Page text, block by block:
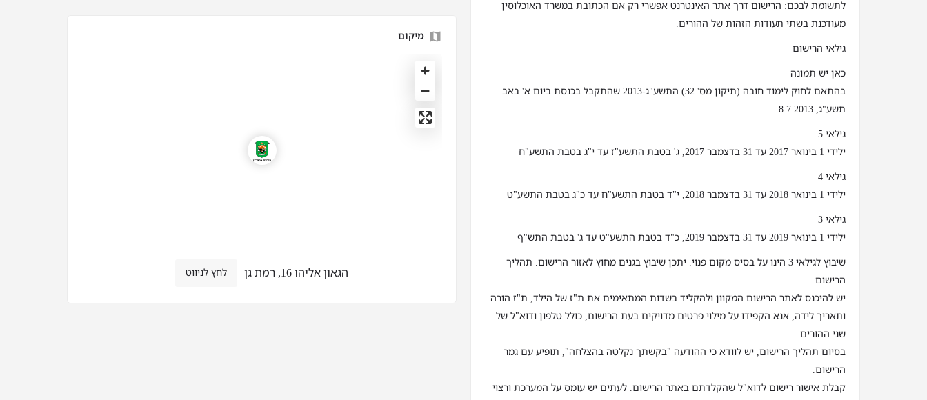
לתשומת לבכם: הרישום דרך אתר האינטרנט אפשרי רק אם הכתובת במשרד האוכלוסין
מעודכנת בשתי תעודות הזהות של ההורים.
גילאי הרישום
כאן יש תמונה
בהתאם לחוק לימוד חובה (תיקון מס' 32) התשע"ג-2013 שהתקבל בכנסת ביום א' באב
תשע"ג, 8.7.2013.
גילאי 5
ילידי 1 בינואר 2017 עד 31 בדצמבר 2017, ג' בטבת התשע"ז עד י"ג בטבת התשע"ח
גילאי 4
ילידי 1 בינואר 2018 עד 31 בדצמבר 2018, י"ד בטבת התשע"ח עד כ"ג בטבת התשע"ט
גילאי 3
ילידי 1 בינואר 2019 עד 31 בדצמבר 2019, כ"ד בטבת התשע"ט עד ג' בטבת התש"ף
שיבוץ לגילאי 3 הינו על בסיס מקום פנוי. יתכן שיבוץ בגנים מחוץ לאזור הרישום. תהליך
הרישום
יש להיכנס לאתר הרישום המקוון ולהקליד בשדות המתאימים את ת"ז של הילד, ת"ז הורה
ותאריך לידה, אנא הקפידו על מילוי פרטים מדויקים בעת הרישום, כולל טלפון ודוא"ל של
שני ההורים.
בסיום תהליך הרישום, יש לוודא כי ההודעה "בקשתך נקלטה בהצלחה", תופיע עם גמר
הרישום.
קבלת אישור רישום לדוא"ל שהקלדתם באתר הרישום. לעתים יש עומס על המערכת ורצוי
מיקום
הגאון אליהו 16, רמת גן לחץ לניווט